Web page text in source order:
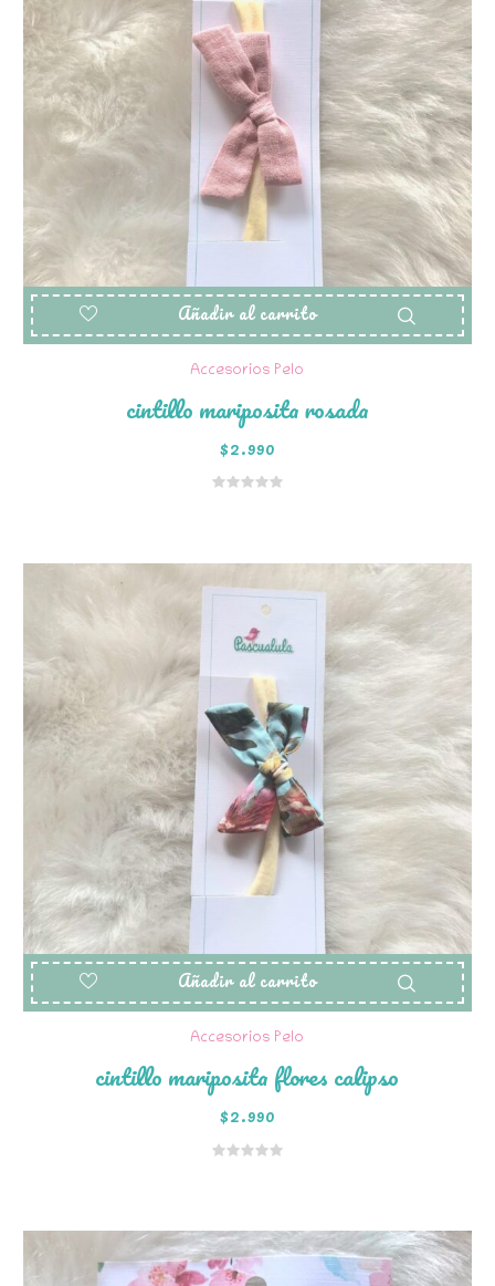
Añadir al carrito
Accesorios Pelo
cintillo mariposita rosada
$2.990
Añadir al carrito
Accesorios Pelo
cintillo mariposita flores calipso
$2.990